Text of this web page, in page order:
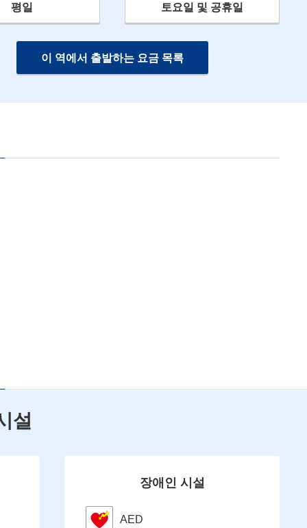
평일 토요일 및 공휴일
이 역에서 출발하는 요금 목록
설
장애인 시설
AED